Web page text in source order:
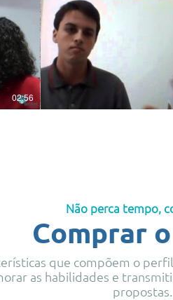
02:56
Comprar
Não perca tempo,
que compõem o
as habilidades e
propostas.